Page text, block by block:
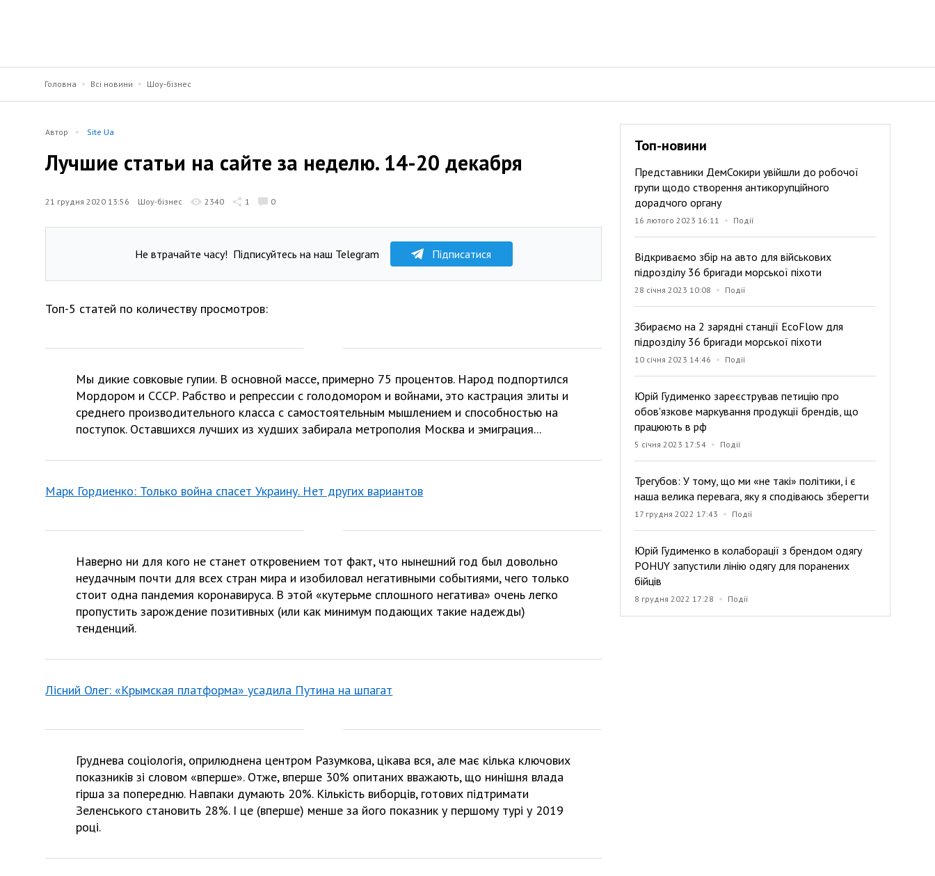
Головна Всі новини Шоу-бізнес
Автор Site Ua
Лучшие статьи на сайте за неделю. 14-20 декабря
21 грудня 2020 13:56 Шоу-бізнес 2340 1 0
Не втрачайте часу! Підписуйтесь на наш Telegram Підписатися
Топ-5 статей по количеству просмотров:
Мы дикие совковые гупии. В основной массе, примерно 75 процентов. Народ подпортился
Мордором и СССР. Рабство и репрессии с голодомором и войнами, это кастрация элиты и
среднего производительного класса с самостоятельным мышлением и способностью на
поступок. Оставшихся лучших из худших забирала метрополия Москва и эмиграция...
Марк Гордиенко: Только война спасет Украину. Нет других вариантов
Наверно ни для кого не станет откровением тот факт, что нынешний год был довольно
неудачным почти для всех стран мира и изобиловал негативными событиями, чего только
стоит одна пандемия коронавируса. В этой «кутерьме сплошного негатива» очень легко
пропустить зарождение позитивных (или как минимум подающих такие надежды)
тенденций.
Лісний Олег: «Крымская платформа» усадила Путина на шпагат
Груднева соціологія, оприлюднена центром Разумкова, цікава вся, але має кілька ключових
показників зі словом «вперше». Отже, вперше 30% опитаних вважають, що нинішня влада
гірша за попередню. Навпаки думають 20%. Кількість виборців, готових підтримати
Зеленського становить 28%. І це (вперше) менше за його показник у першому турі у 2019
році.
Топ-новини
Представники ДемСокири увійшли до робочої
групи щодо створення антикорупційного
дорадчого органу
16 лютого 2023 16:11 Події
Відкриваємо збір на авто для військових
підрозділу 36 бригади морської піхоти
28 січня 2023 10:08 Події
Збираємо на 2 зарядні станції EcoFlow для
підрозділу 36 бригади морської піхоти
10 січня 2023 14:46 Події
Юрій Гудименко зареєстрував петицію про
обов'язкове маркування продукції брендів, що
працюють в рф
5 січня 2023 17:54 Події
Трегубов: У тому, що ми «не такі» політики, і є
наша велика перевага, яку я сподіваюсь зберегти
17 грудня 2022 17:43 Події
Юрій Гудименко в колаборації з брендом одягу
POHUY запустили лінію одягу для поранених
бійців
8 грудня 2022 17:28 Події